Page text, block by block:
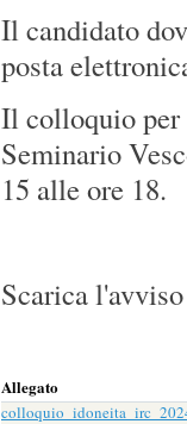
Il candidato
posta
Il colloquio per
Seminario
15 alle ore 18.
Scarica
Allegato